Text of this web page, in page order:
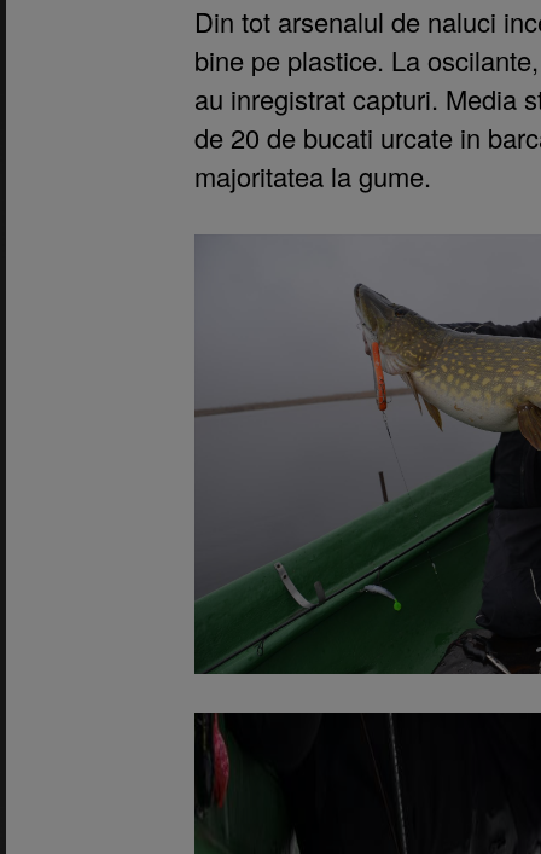
Din tot arsenalul de naluci
bine pe plastice. La
au inregistrat capturi. Media
de 20 de bucati urcate in
majoritatea la gume.